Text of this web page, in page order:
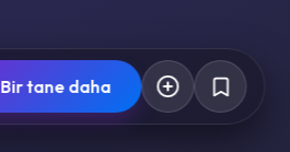
Bir tane daha